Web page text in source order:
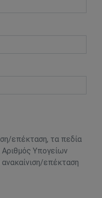
επέκταση, τα πεδία
Αριθμός Υπογείων
επέκταση